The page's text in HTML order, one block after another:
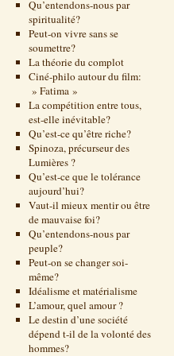
Qu’entendons-nous par
spiritualité?
Peut-on vivre sans se
soumettre?
La théorie du complot
Ciné-philo autour du film:
» Fatima »
La compétition entre tous,
est-elle inévitable?
Qu’est-ce qu’être riche?
Spinoza, précurseur des
Lumières ?
Qu’est-ce que le tolérance
aujourd’hui?
Vaut-il mieux mentir ou être
de mauvaise foi?
Qu’entendons-nous par
peuple?
Peut-on se changer soi-
même?
Idéalisme et matérialisme
L’amour, quel amour ?
Le destin d’une société
dépend t-il de la volonté des
hommes?